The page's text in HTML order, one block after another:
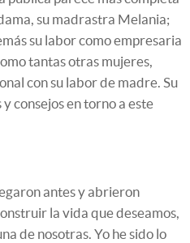
su madrastra Melania;
su labor como empresaria
tantas otras mujeres,
con su labor de madre. Su
consejos en torno a este
antes y abrieron
la vida que deseamos,
de nosotras. Yo he sido lo